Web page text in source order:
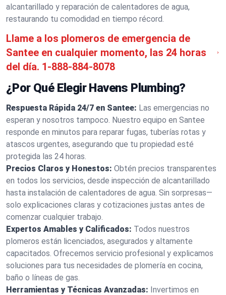
alcantarillado y reparación de calentadores de agua,
restaurando tu comodidad en tiempo récord.
Llame a los plomeros de emergencia de
Santee en cualquier momento, las 24 horas
del día. 1-888-884-8078
¿Por Qué Elegir Havens Plumbing?
Respuesta Rápida 24/7 en Santee: Las emergencias no
esperan y nosotros tampoco. Nuestro equipo en Santee
responde en minutos para reparar fugas, tuberías rotas y
atascos urgentes, asegurando que tu propiedad esté
protegida las 24 horas.
Precios Claros y Honestos: Obtén precios transparentes
en todos los servicios, desde inspección de alcantarillado
hasta instalación de calentadores de agua. Sin sorpresas—
solo explicaciones claras y cotizaciones justas antes de
comenzar cualquier trabajo.
Expertos Amables y Calificados: Todos nuestros
plomeros están licenciados, asegurados y altamente
capacitados. Ofrecemos servicio profesional y explicamos
soluciones para tus necesidades de plomería en cocina,
baño o líneas de gas.
Herramientas y Técnicas Avanzadas: Invertimos en